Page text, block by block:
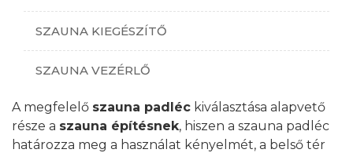
SZAUNA KIEGÉSZÍTŐ
SZAUNA VEZÉRLŐ
A megfelelő szauna padléc kiválasztása alapvető
része a szauna építésnek, hiszen a szauna padléc
határozza meg a használat kényelmét, a belső tér